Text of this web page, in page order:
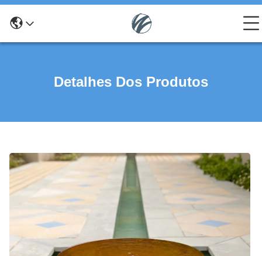
Detalhes Dos Produtos